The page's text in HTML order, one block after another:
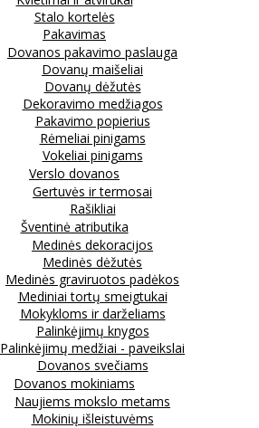
Stalo kortelės
Pakavimas
Dovanos pakavimo paslauga
Dovanų maišeliai
Dovanų dėžutės
Dekoravimo medžiagos
Pakavimo popierius
Rėmeliai pinigams
Vokeliai pinigams
Verslo dovanos
Gertuvės ir termosai
Rašikliai
Šventinė atributika
Medinės dekoracijos
Medinės dėžutės
Medinės graviruotos padėkos
Mediniai tortų smeigtukai
Mokykloms ir darželiams
Palinkėjimų knygos
Palinkėjimų medžiai - paveikslai
Dovanos svečiams
Dovanos mokiniams
Naujiems mokslo metams
Mokinių išleistuvėms